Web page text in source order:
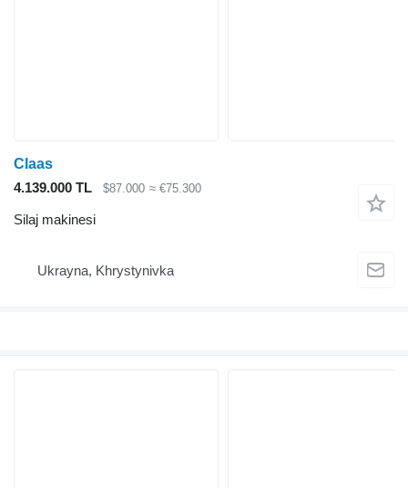
Claas
4.139.000 TL
$87.000 ≈ €75.300
Silaj makinesi
Ukrayna, Khrystynivka